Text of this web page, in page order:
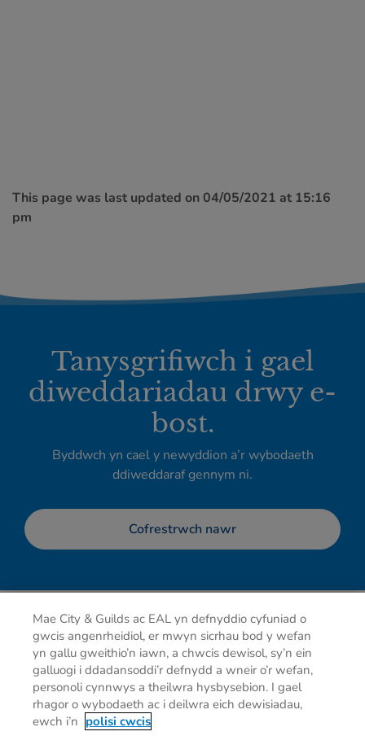
This page was last updated on 04/05/2021 at 15:16
pm
Tanysgrifiwch i gael
diweddariadau drwy e-
bost.
Byddwch yn cael y newyddion a’r wybodaeth
ddiweddaraf gennym ni.
Cofrestrwch nawr
Hysbysiad preifatrwydd Cwcis
Telerau defnyddio
Mae City & Guilds ac EAL yn defnyddio cyfuniad o
gwcis angenrheidiol, er mwyn sicrhau bod y wefan
yn gallu gweithio’n iawn, a chwcis dewisol, sy’n ein
galluogi i ddadansoddi’r defnydd a wneir o’r wefan,
personoli cynnwys a theilwra hysbysebion. I gael
rhagor o wybodaeth ac i deilwra eich dewisiadau,
ewch i’n polisi cwcis